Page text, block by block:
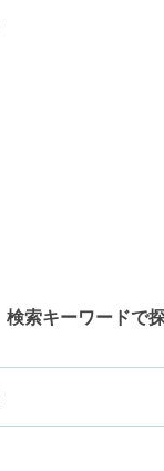
検索キーワードで